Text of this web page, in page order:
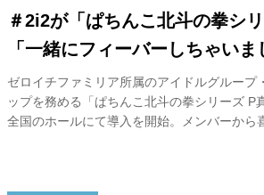
＃2i2が「ぱちんこ北斗の拳シ
「一緒にフィーバーしちゃいま
ゼロイチファミリア所属のアイドルグルー
ップを務める「ぱちんこ北斗の拳シリーズ P
全国のホールにて導入を開始。メンバーから